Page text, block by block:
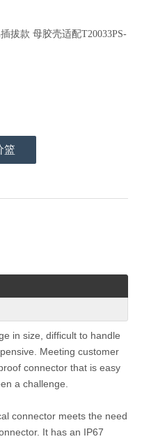
2.0mm汽车防水连接器 M20032E-1X4-W易插拔款
拔款 母胶壳适配T20033PS-
篮
in size, difficult to handle
Meeting customer
connector that is easy
a challenge.
connector meets the need
It has an IP67